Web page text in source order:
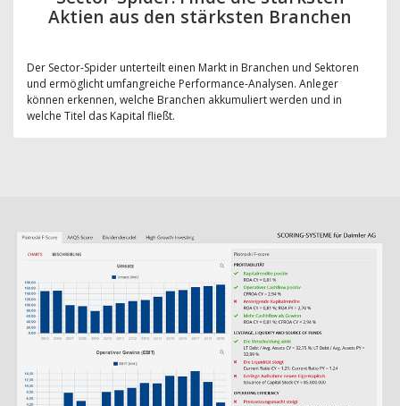
Aktien aus den stärksten Branchen
Der Sector-Spider unterteilt einen Markt in Branchen und Sektoren
und ermöglicht umfangreiche Performance-Analysen. Anleger
können erkennen, welche Branchen akkumuliert werden und in
welche Titel das Kapital fließt.